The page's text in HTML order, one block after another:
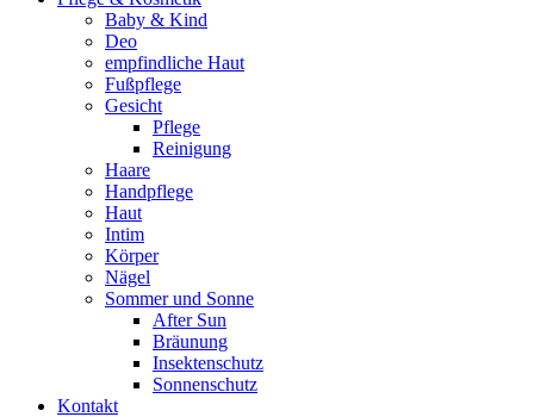
Baby & Kind
Deo
empfindliche Haut
Fußpflege
Gesicht
Pflege
Reinigung
Haare
Handpflege
Haut
Intim
Körper
Nägel
Sommer und Sonne
After Sun
Bräunung
Insektenschutz
Sonnenschutz
Kontakt